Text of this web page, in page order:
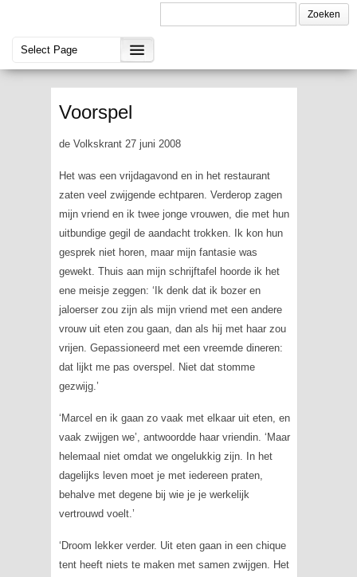
Voorspel
de Volkskrant 27 juni 2008
Het was een vrijdagavond en in het restaurant
zaten veel zwijgende echtparen. Verderop zagen
mijn vriend en ik twee jonge vrouwen, die met hun
uitbundige gegil de aandacht trokken. Ik kon hun
gesprek niet horen, maar mijn fantasie was
gewekt. Thuis aan mijn schrijftafel hoorde ik het
ene meisje zeggen: ‘Ik denk dat ik bozer en
jaloerser zou zijn als mijn vriend met een andere
vrouw uit eten zou gaan, dan als hij met haar zou
vrijen. Gepassioneerd met een vreemde dineren:
dat lijkt me pas overspel. Niet dat stomme
gezwijg.’
‘Marcel en ik gaan zo vaak met elkaar uit eten, en
vaak zwijgen we’, antwoordde haar vriendin. ‘Maar
helemaal niet omdat we ongelukkig zijn. In het
dagelijks leven moet je met iedereen praten,
behalve met degene bij wie je je werkelijk
vertrouwd voelt.’
‘Droom lekker verder. Uit eten gaan in een chique
tent heeft niets te maken met samen zwijgen. Het